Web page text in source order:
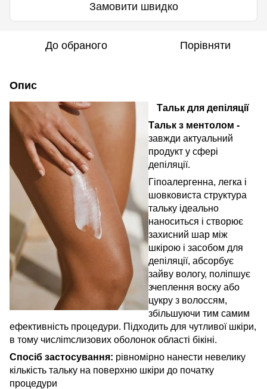
Замовити швидко
До обраного Порівняти
Опис
Тальк для депіляції
Тальк з ментолом -
завжди актуальний
продукт у сфері
депіляції.
Гіпоалергенна, легка і
шовковиста структура
тальку ідеально
наноситься і створює
захисний шар між
шкірою і засобом для
депіляції, абсорбує
зайву вологу, поліпшує
зчеплення воску або
цукру з волоссям,
збільшуючи тим самим
ефективність процедури. Підходить для чутливої шкіри,
в тому числіmслизових оболонок області бікіні.
Спосіб застосування: рівномірно нанести невелику
кількість тальку на поверхню шкіри до початку
процедури